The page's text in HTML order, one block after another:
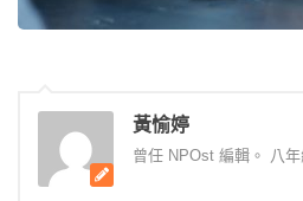
黃愉婷
曾任 NPOst 編輯。 八